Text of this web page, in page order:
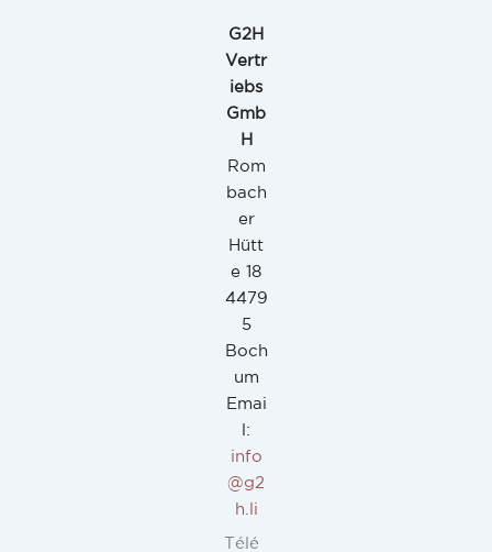
G2H
Vertr
iebs
Gmb
H
Rom
bach
er
Hütt
e 18
4479
5
Boch
um
Emai
l:
info
@g2
h.li
Télé